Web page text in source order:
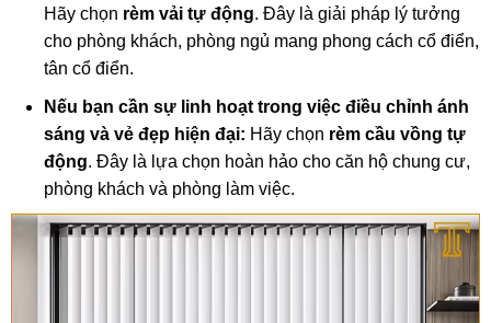
Hãy chọn rèm vải tự động. Đây là giải pháp lý tưởng
cho phòng khách, phòng ngủ mang phong cách cổ điển,
tân cổ điển.
Nếu bạn cần sự linh hoạt trong việc điều chỉnh ánh
sáng và vẻ đẹp hiện đại: Hãy chọn rèm cầu vồng tự
động. Đây là lựa chọn hoàn hảo cho căn hộ chung cư,
phòng khách và phòng làm việc.